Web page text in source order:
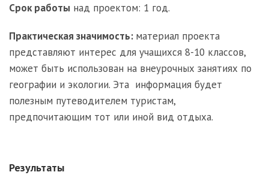
Срок работы над проектом: 1 год.
Практическая значимость: материал проекта
представляют интерес для учащихся 8-10 классов,
может быть использован на внеурочных занятиях по
географии и экологии. Эта информация будет
полезным путеводителем туристам,
предпочитающим тот или иной вид отдыха.
Результаты